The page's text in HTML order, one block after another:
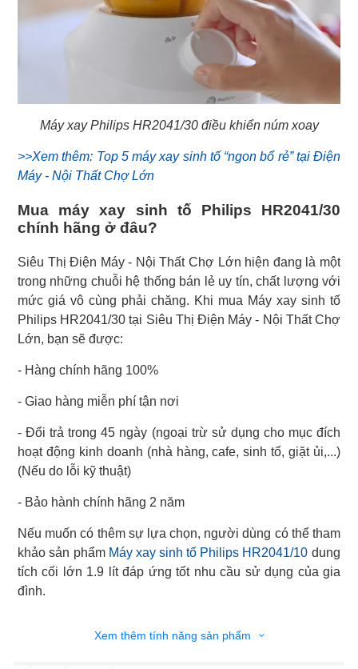
Máy xay Philips HR2041/30 điều khiển núm xoay
>>Xem thêm: Top 5 máy xay sinh tố “ngon bổ rẻ” tại Điện
Máy - Nội Thất Chợ Lớn
Mua máy xay sinh tố Philips HR2041/30
chính hãng ở đâu?
Siêu Thị Điện Máy - Nội Thất Chợ Lớn hiện đang là một
trong những chuỗi hệ thống bán lẻ uy tín, chất lượng với
mức giá vô cùng phải chăng. Khi mua Máy xay sinh tố
Philips HR2041/30 tại Siêu Thị Điện Máy - Nội Thất Chợ
Lớn, bạn sẽ được:
- Hàng chính hãng 100%
- Giao hàng miễn phí tận nơi
- Đổi trả trong 45 ngày (ngoại trừ sử dụng cho mục đích
hoạt động kinh doanh (nhà hàng, cafe, sinh tố, giặt ủi,...)
(Nếu do lỗi kỹ thuật)
- Bảo hành chính hãng 2 năm
Nếu muốn có thêm sự lựa chọn, người dùng có thể tham
khảo sản phẩm Máy xay sinh tố Philips HR2041/10 dung
tích cối lớn 1.9 lít đáp ứng tốt nhu cầu sử dụng của gia
đình.
Xem thêm tính năng sản phẩm